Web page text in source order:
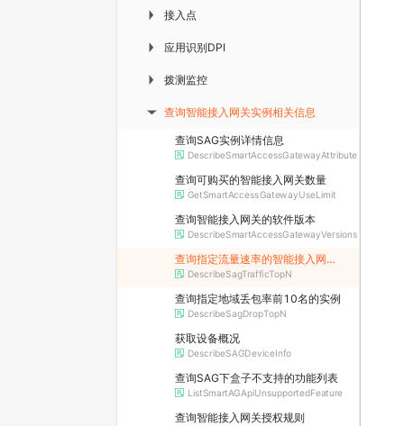
▶ 接入点
▶ 应用识别DPI
▶ 拨测监控
▶ 查询智能接入网关实例相关信息
查询SAG实例详情信息
DescribeSmartAccessGatewayAttribute
查询可购买的智能接入网关数量
GetSmartAccessGatewayUseLimit
查询智能接入网关的软件版本
DescribeSmartAccessGatewayVersions
查询指定流量速率的智能接入网关实例
DescribeSagTrafficTopN
查询指定地域丢包率前10名的实例
DescribeSagDropTopN
获取设备概况
DescribeSAGDeviceInfo
查询SAG下盒子不支持的功能列表
ListSmartAGApiUnsupportedFeature
查询智能接入网关授权规则